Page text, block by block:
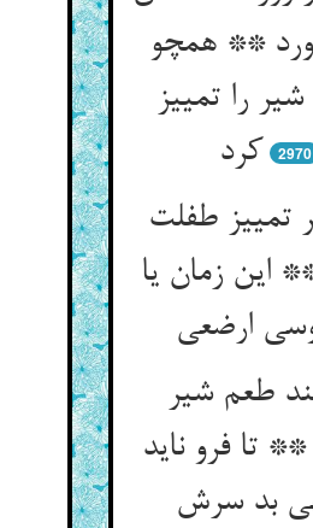
** همچو
را تمییز
کرد
2970
تمییز طفلت
این زمان یا
ارضعی‏
طعم شیر
تا فرو ناید
بد سرش‏